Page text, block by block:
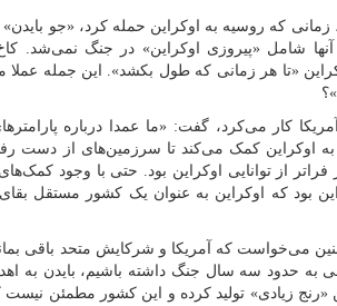
که روسیه به اوکراین حمله کرد، «جو بایدن»
شامل «پیروزی اوکراین» در جنگ نمی‌شد.
«تا هر زمانی که طول بکشد». این جمله عملا
کار می‌کرد، گفت: «ما عمدا درباره
اوکراین کمک می‌کند تا سرزمین‌های از دست
از توانایی اوکراین بود. حتی با وجود
بود که اوکراین به عنوان یک کشور مستقل
می‌خواست که آمریکا و شرکایش متحد باقی
به حدود سه سال جنگ داشته باشیم، بایدن به
«رنج زیادی» تولید کرده و این کشور مطمئن